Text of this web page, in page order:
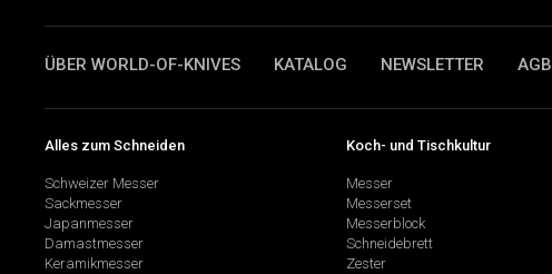
ÜBER WORLD-OF-KNIVES KATALOG NEWSLETTER AGB
Alles zum Schneiden
Schweizer Messer
Sackmesser
Japanmesser
Damastmesser
Keramikmesser
Koch- und Tischkultur
Messer
Messerset
Messerblock
Schneidebrett
Zester